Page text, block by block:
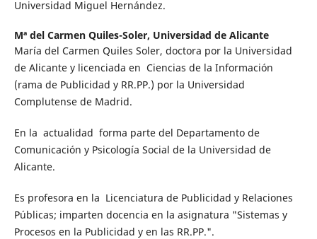
Universidad Miguel Hernández.
Mª del Carmen Quiles-Soler, Universidad de Alicante
María del Carmen Quiles Soler, doctora por la Universidad
de Alicante y licenciada en Ciencias de la Información
(rama de Publicidad y RR.PP.) por la Universidad
Complutense de Madrid.
En la actualidad forma parte del Departamento de
Comunicación y Psicología Social de la Universidad de
Alicante.
Es profesora en la Licenciatura de Publicidad y Relaciones
Públicas; imparten docencia en la asignatura "Sistemas y
Procesos en la Publicidad y en las RR.PP.".